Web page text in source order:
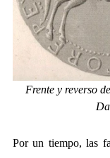
Frente y reverso
Por un tiempo, las